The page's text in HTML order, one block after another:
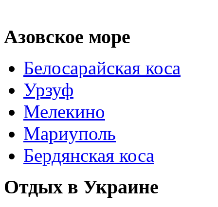
Азовское море
Белосарайская коса
Урзуф
Мелекино
Мариуполь
Бердянская коса
Отдых в Украине